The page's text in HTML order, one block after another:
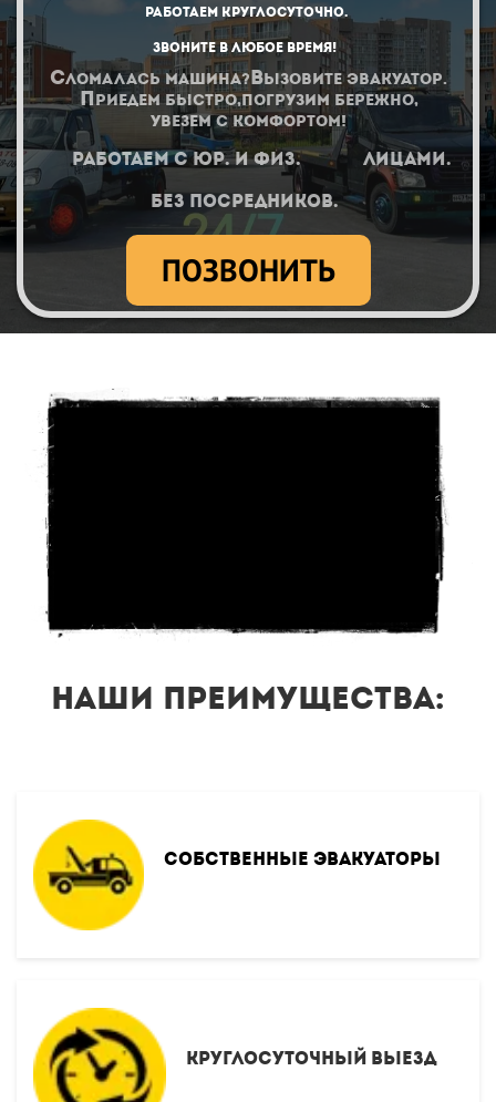
Работаем КРУГЛОСУТОЧНО.
Звоните в любое время!
Сломалась машина? В ызовите эвакуатор.
Приедем быстро,погрузим бережно,
увезем с комфортом!
Работаем с юр. И физ. лицами.
Без посредников.
ПОЗВОНИТЬ
Наши преимущества:
Собственные эвакуаторы
Круглосуточный выезд